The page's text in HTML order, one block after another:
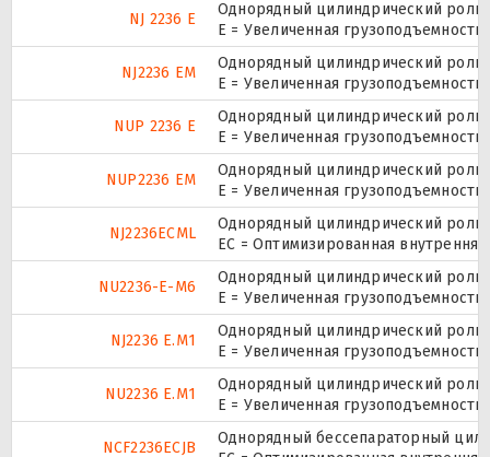
NJ 2236 E
Однорядный цилиндрический
Е = Увеличенная грузоподъемность.
NJ2236 EM
Однорядный цилиндрический
E = Увеличенная
NUP 2236 E
Однорядный цилиндрический
Е = Увеличенная грузоподъемность.
NUP2236 EM
Однорядный цилиндрический
E = Увеличенная
NJ2236ECML
Однорядный цилиндрический
EC = Оптимизированная
NU2236-E-M6
Однорядный цилиндрический
E = Увеличенная
NJ2236 E.M1
Однорядный цилиндрический
E = Увеличенная
NU2236 E.M1
Однорядный цилиндрический
E = Увеличенная
NCF2236ECJB
Однорядный бессепараторный